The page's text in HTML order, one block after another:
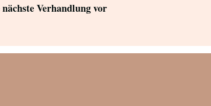
Verhandlung vor